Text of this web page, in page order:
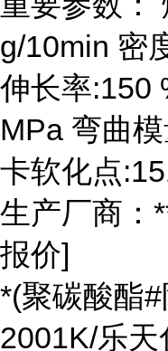
g/10min 密
伸长率:150
MPa 弯曲
卡软化点
生产厂商：
报价]
*(聚碳酸酯
2001K/乐天